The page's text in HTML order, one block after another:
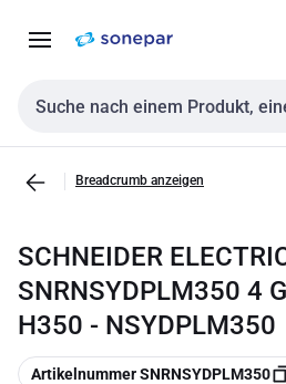
NavigationInhalt
Sucheingabe
Breadcrumb anzeigen
SCHNEIDER
SNRNSYDPLM350 4
H350 - NSYDPLM350
Kopieren
Artikelnummer SNRNSYDPLM350